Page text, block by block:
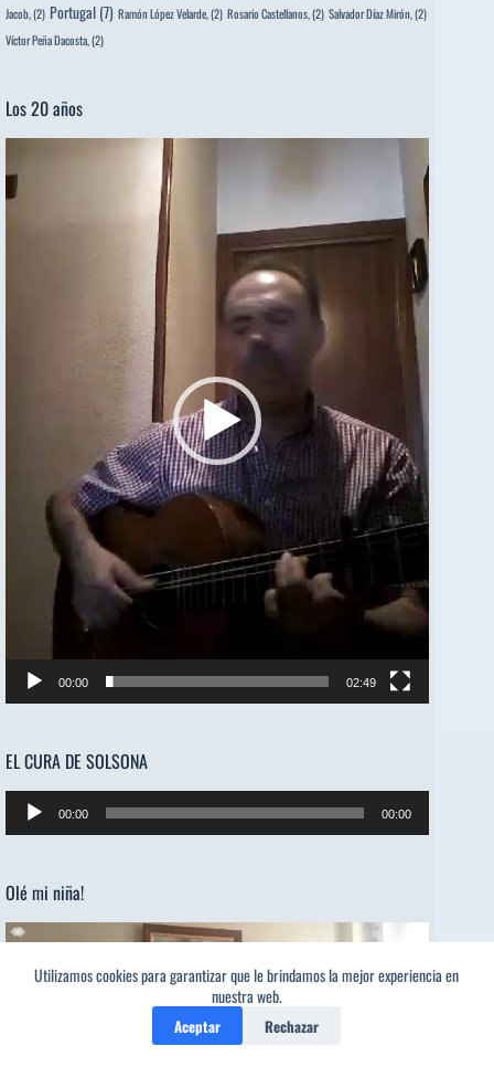
Utilizamos cookies para garantizar que le brindamos la mejor experiencia en
nuestra web.
Aceptar Rechazar
Jacob,(2) Portugal (7) Ramón López Velarde,(2) Rosario Castellanos,(2) Salvador Díaz Mirón,(2)
Víctor Peña Dacosta,(2)
Los 20 años
de
vídeo
00:00 02:49
EL CURA DE SOLSONA
Reproductor
de
00:00 00:00
Olé mi niña!
Reproductor
vídeo